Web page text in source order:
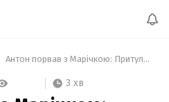
Антон порвав з Марічкою: Притула відреагував на зраду Батьківщини свого ексколеги Молочного
3 хв